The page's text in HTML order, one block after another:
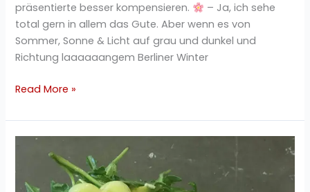
präsentierte besser kompensieren.
– Ja, ich sehe
total gern in allem das Gute. Aber wenn es von
Sommer, Sonne & Licht auf grau und dunkel und
Richtung laaaaaangem Berliner Winter
Read More »
Rucola
Gurken
Avocado